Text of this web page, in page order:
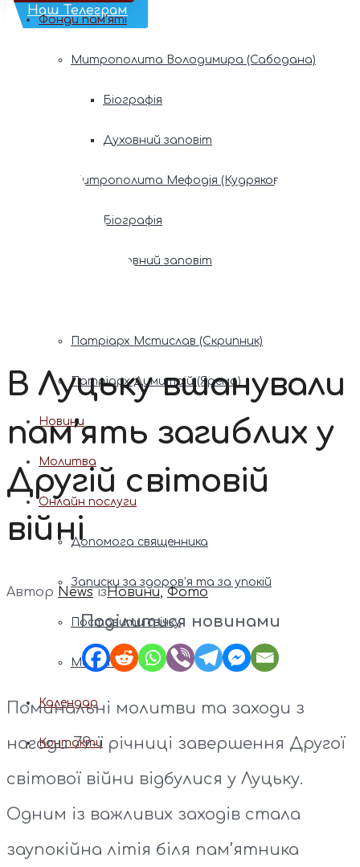
Наш Телеграм
Фонди пам’яті
Митрополита Володимира (Сабодана)
Біографія
Духовний заповіт
Митрополита Мефодія (Кудрякова)
Біографія
Духовний заповіт
Патріарх Мстислав (Скрипник)
Патріарх Димитрій (Ярема)
Новини
Молитва
Онлайн послуги
Допомога священника
Записки за здоров’я та за упокій
Поставити свічку
Молитви
Календар
Контакти
В Луцьку вшанували
пам’ять загиблих у
Другій світовій
війні
Автор News ізНовини,Фото
Поділитися новинами
Поминальні молитви та заходи з
нагоди 79-ї річниці завершення Другої
світової війни відбулися у Луцьку.
Одним із важливих заходів стала
заупокійна літія біля пам’ятника